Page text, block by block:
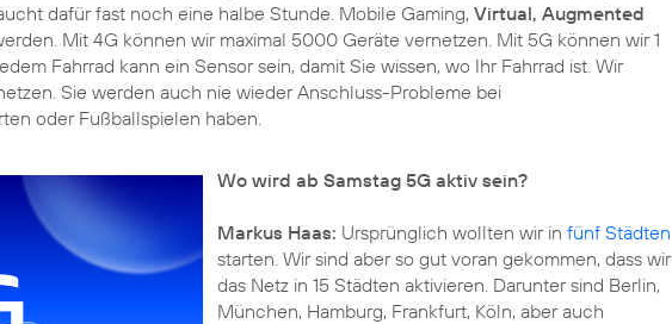
dafür fast noch eine halbe Stunde. Mobile Gaming, Virtual, Augmented
Mit 4G können wir maximal 5000 Geräte vernetzen. Mit 5G können wir 1
Fahrrad kann ein Sensor sein, damit Sie wissen, wo Ihr Fahrrad ist. Wir
Sie werden auch nie wieder Anschluss-Probleme bei
oder Fußballspielen haben.
Wo wird ab Samstag 5G aktiv sein?
Markus Haas: Ursprünglich wollten wir in fünf Städten
starten. Wir sind aber so gut voran gekommen, dass wir
das Netz in 15 Städten aktivieren. Darunter sind Berlin,
München, Hamburg, Frankfurt, Köln, aber auch